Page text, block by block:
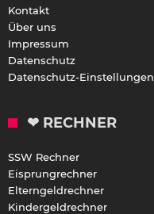
Kontakt
Über uns
Impressum
Datenschutz
Datenschutz-Einstellungen
❤ RECHNER
SSW Rechner
Eisprungrechner
Elterngeldrechner
Kindergeldrechner